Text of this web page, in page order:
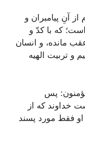
آنِ پیامبران و
كه با كدّ و
مانده، و انسان
و تربیت الهیه
١٤، از سوره ٢٣ مؤمنون: پس
خداوند که از
او فقط مورد پسند